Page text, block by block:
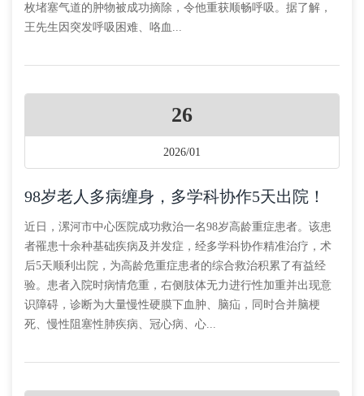
枚堵塞气道的肿物被成功摘除，令他重获顺畅呼吸。据了解，
王先生因突发呼吸困难、咯血...
26
2026/01
98岁老人多病缠身，多学科协作5天出院！
近日，漯河市中心医院成功救治一名98岁高龄重症患者。该患
者罹患十余种基础疾病及并发症，经多学科协作精准治疗，术
后5天顺利出院，为高龄危重症患者的综合救治积累了有益经
验。患者入院时病情危重，右侧肢体无力进行性加重并出现意
识障碍，诊断为大量慢性硬膜下血肿、脑疝，同时合并脑梗
死、慢性阻塞性肺疾病、冠心病、心...